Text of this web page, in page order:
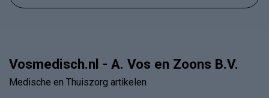
Vosmedisch.nl - A. Vos en Zoons B.V.
Medische en Thuiszorg artikelen